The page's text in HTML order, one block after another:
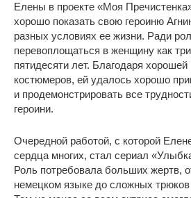
Елены в проекте «Моя
хорошо показать свою героиню
разных условиях ее жизни. Ради
перевоплощаться в женщину как
пятидесяти лет. Благодаря хорошей
костюмеров, ей удалось хорошо
и продемонстрировать все
героини.
Очередной работой, с которой
сердца многих, стал сериал
Роль потребовала больших жертв,
немецком языке до сложных